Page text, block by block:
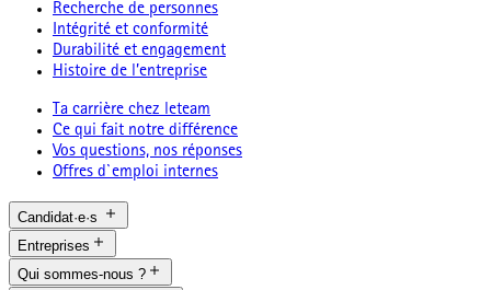
Recherche de personnes
Intégrité et conformité
Durabilité et engagement
Histoire de l’entreprise
Ta carrière chez leteam
Ce qui fait notre différence
Vos questions, nos réponses
Offres d`emploi internes
Candidat·e·s
Entreprises
Qui sommes-nous ?